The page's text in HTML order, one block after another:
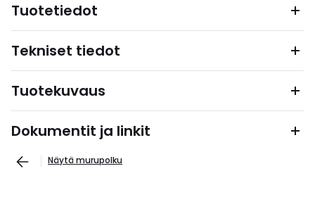
Tuotetiedot
Tekniset tiedot
Tuotekuvaus
Dokumentit ja linkit
Näytä murupolku